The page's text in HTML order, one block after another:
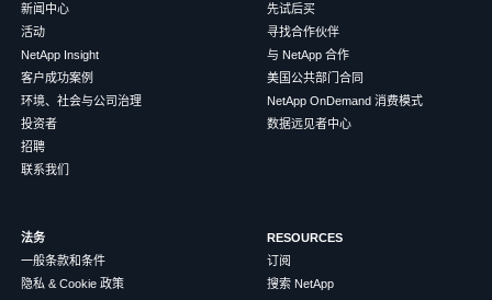
新闻中心
活动
NetApp Insight
客户成功案例
环境、社会与公司治理
投资者
招聘
联系我们
先试后买
寻找合作伙伴
与 NetApp 合作
美国公共部门合同
NetApp OnDemand 消费模式
数据远见者中心
法务
一般条款和条件
隐私 & Cookie 政策
RESOURCES
订阅
搜索 NetApp